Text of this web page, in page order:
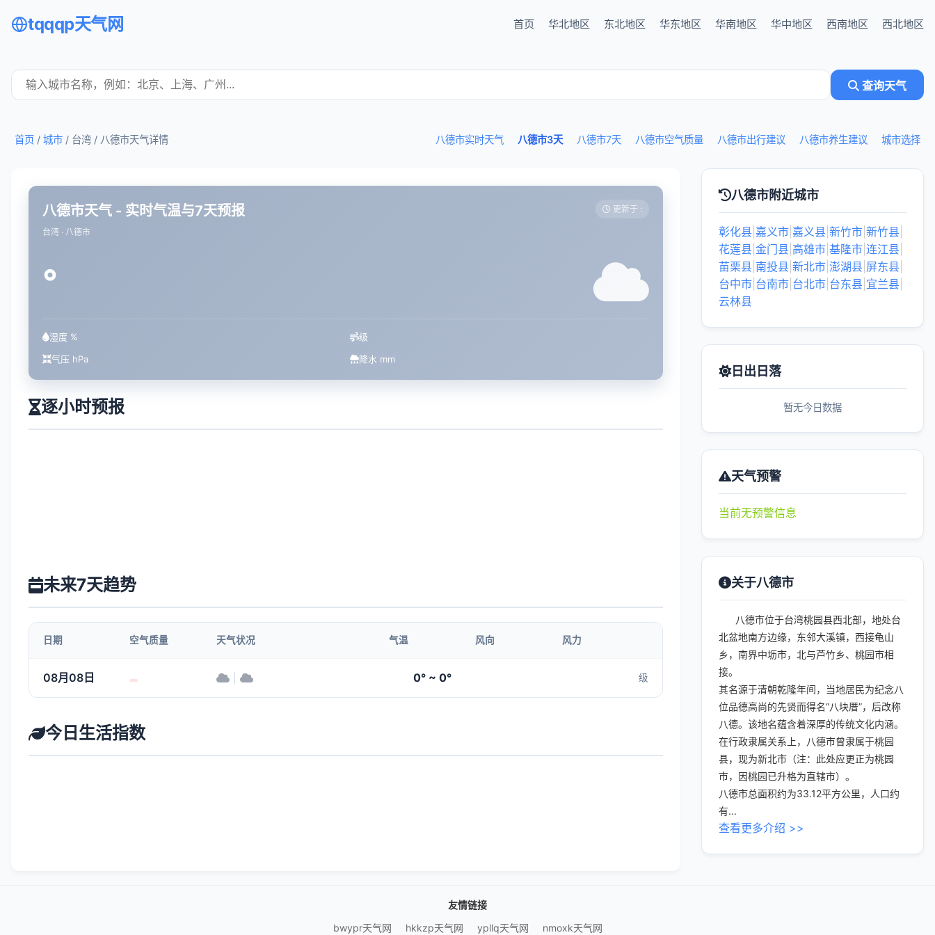
tqqqp天气网 首页 华北地区 东北地区 华东地区 华南地区 华中地区 西南地区 西北地区
查询天气
八德市实时天气 八德市3天 八德市7天 八德市空气质量 八德市出行建议 八德市养生建议 城市选择
首页 / 城市 / 台湾 / 八德市天气详情
八德市天气 - 实时气温与7天预报
台湾 · 八德市
更新于 :
°
湿度 %
级
气压 hPa
降水 mm
逐小时预报
未来7天趋势
日期 空气质量 天气状况 气温 风向 风力
08月08日 0° ~ 0° 级
今日生活指数
八德市附近城市
彰化县 嘉义市 嘉义县 新竹市 新竹县
花莲县 金门县 高雄市 基隆市 连江县
苗栗县 南投县 新北市 澎湖县 屏东县
台中市 台南市 台北市 台东县 宜兰县
云林县
日出日落
暂无今日数据
天气预警
当前无预警信息
关于八德市
八德市位于台湾桃园县西北部，地处台
北盆地南方边缘，东邻大溪镇，西接龟山
乡，南界中坜市，北与芦竹乡、桃园市相
接。
其名源于清朝乾隆年间，当地居民为纪念八
位品德高尚的先贤而得名“八块厝”，后改称
八德。该地名蕴含着深厚的传统文化内涵。
在行政隶属关系上，八德市曾隶属于桃园
县，现为新北市（注：此处应更正为桃园
市，因桃园已升格为直辖市）。
八德市总面积约为33.12平方公里，人口约
有...
查看更多介绍 >>
友情链接
bwypr天气网
hkkzp天气网 ypllq天气网 nmoxk天气网